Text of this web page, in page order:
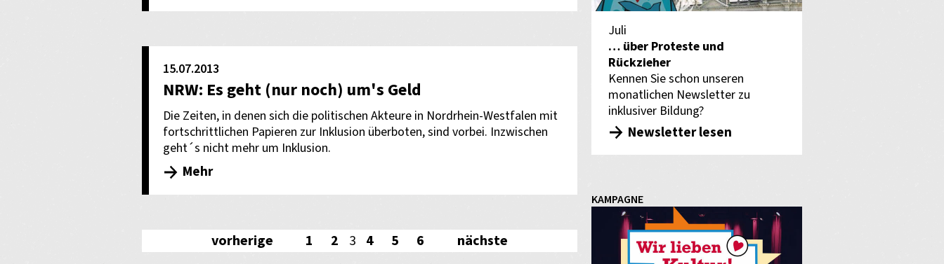
15.07.2013
NRW: Es geht (nur noch) um's Geld
Die Zeiten, in denen sich die politischen Akteure in Nordrhein-Westfalen mit
fortschrittlichen Papieren zur Inklusion überboten, sind vorbei. Inzwischen
geht´s nicht mehr um Inklusion.
Mehr
vorherige 1 2 3 4 5 6 nächste
Juli
… über Proteste und
Rückzieher
Kennen Sie schon unseren
monatlichen Newsletter zu
inklusiver Bildung?
Newsletter lesen
KAMPAGNE